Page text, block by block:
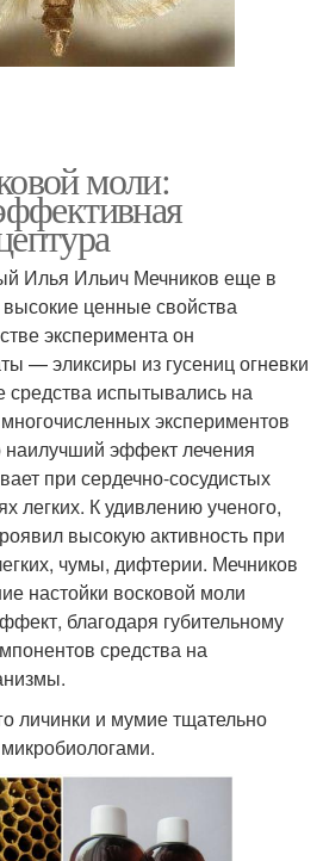
моли:
Илья Ильич Мечников еще в
ценные свойства
эксперимента он
— эликсиры из гусениц огневки
испытывались на
экспериментов
наилучший эффект лечения
при сердечно-сосудистых
легких. К удивлению ученого,
высокую активность при
чумы, дифтерии. Мечников
настойки восковой моли
благодаря губительному
средства на
личинки и мумие тщательно